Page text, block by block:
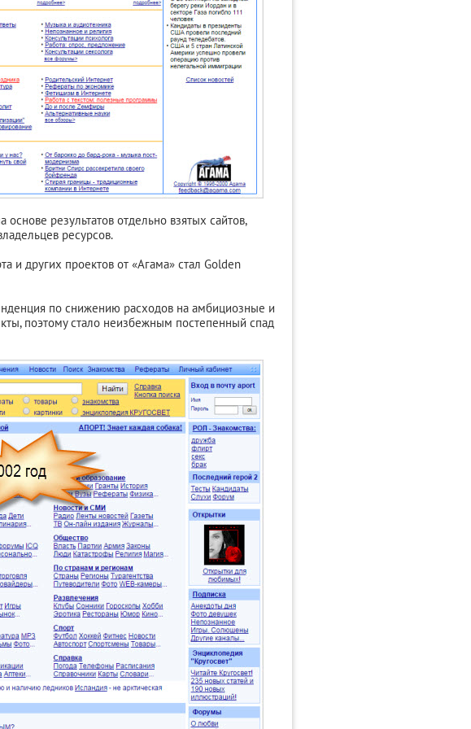
результатов отдельно взятых сайтов,
ресурсов.
и других проектов от «Агама» стал Golden
по снижению расходов на амбициозные и
поэтому стало неизбежным постепенный спад